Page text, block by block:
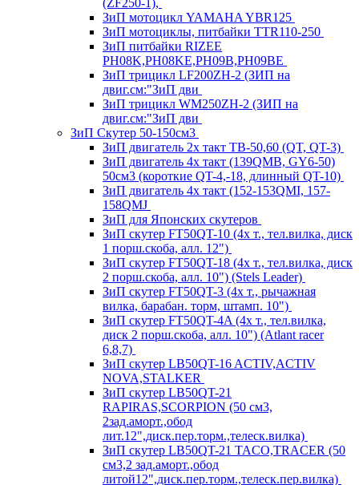
(ZF250-1),
ЗиП мотоцикл YAMAHA YBR125
ЗиП мотоциклы, питбайки TTR110-250
ЗиП питбайки RIZEE
PH08K,PH08KE,PH09B,PH09BE
ЗиП трицикл LF200ZH-2 (ЗИП на
двиг.см:"ЗиП дви
ЗиП трицикл WM250ZH-2 (ЗИП на
двиг.см:"ЗиП дви
ЗиП Скутер 50-150см3
ЗиП двигатель 2х такт ТВ-50,60 (QT, QT-3)
ЗиП двигатель 4х такт (139QMB, GY6-50)
50см3 (короткие QT-4,-18, длинный QT-10)
ЗиП двигатель 4х такт (152-153QMI, 157-
158QMJ
ЗиП для Японских скутеров
ЗиП скутер FT50QT-10 (4х т., тел.вилка, диск
1 порш.скоба, алл. 12")
ЗиП скутер FT50QT-18 (4х т., тел.вилка, диск
2 порш.скоба, алл. 10") (Stels Leader)
ЗиП скутер FT50QT-3 (4х т., рычажная
вилка, барабан. торм, штамп. 10")
ЗиП скутер FT50QT-4A (4х т., тел.вилка,
диск 2 порш.скоба, алл. 10") (Atlant racer
6,8,7)
ЗиП скутер LB50QT-16 ACTIV,ACTIV
NOVA,STALKER
ЗиП скутер LB50QT-21
RAPIRAS,SCORPION (50 см3,
2зад.аморт.,обод
лит.12",диск.пер.торм.,телеск.вилка)
ЗиП скутер LB50QT-21 TACO,TRACER (50
см3,2 зад.аморт.,обод
литой12",диск.пер.торм.,телеск.пер.вилка)